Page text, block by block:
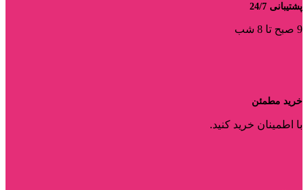
پشتیبانی 24/7
9 صبح تا 8 شب
خرید مطمئن
با اطمینان خرید کنید.